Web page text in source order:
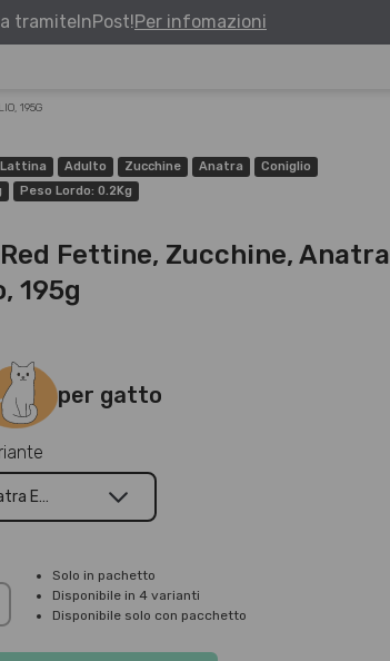
tramiteInPost!Per infomazioni
195G
Lattina Adulto Zucchine Anatra
Coniglio
Peso Lordo: 0.2Kg
Fettine, Zucchine, Anatra
195g
per gatto
E
Solo in pachetto
Disponibile in 4 varianti
Disponibile solo con pacchetto